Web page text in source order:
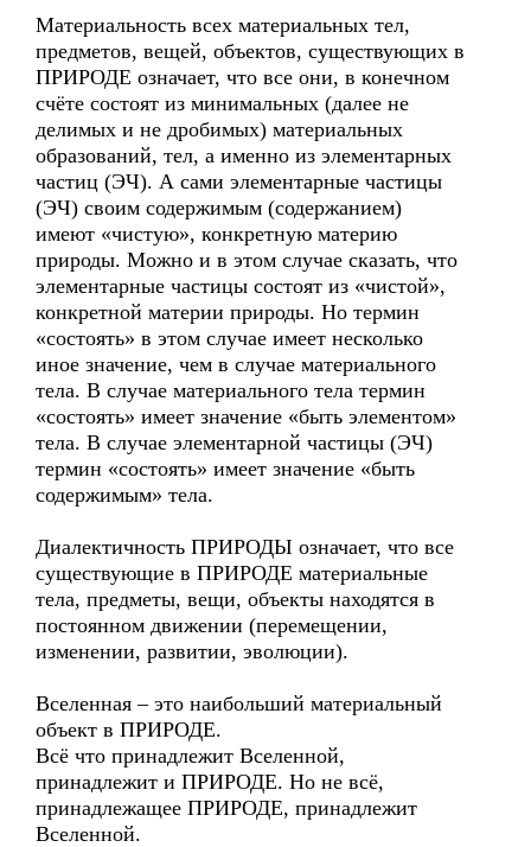
Материальность всех материальных тел,
предметов, вещей, объектов, существующих в
ПРИРОДЕ означает, что все они, в конечном
счёте состоят из минимальных (далее не
делимых и не дробимых) материальных
образований, тел, а именно из элементарных
частиц (ЭЧ). А сами элементарные частицы
(ЭЧ) своим содержимым (содержанием)
имеют «чистую», конкретную материю
природы. Можно и в этом случае сказать, что
элементарные частицы состоят из «чистой»,
конкретной материи природы. Но термин
«состоять» в этом случае имеет несколько
иное значение, чем в случае материального
тела. В случае материального тела термин
«состоять» имеет значение «быть элементом»
тела. В случае элементарной частицы (ЭЧ)
термин «состоять» имеет значение «быть
содержимым» тела.
Диалектичность ПРИРОДЫ означает, что все
существующие в ПРИРОДЕ материальные
тела, предметы, вещи, объекты находятся в
постоянном движении (перемещении,
изменении, развитии, эволюции).
Вселенная – это наибольший материальный
объект в ПРИРОДЕ.
Всё что принадлежит Вселенной,
принадлежит и ПРИРОДЕ. Но не всё,
принадлежащее ПРИРОДЕ, принадлежит
Вселенной.